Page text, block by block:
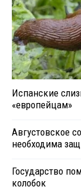
Испанские
«европейцам»
Августовское
необходима
Государство
колобок